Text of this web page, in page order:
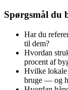
Spørgsmål du
Har du
til dem?
Hvordan
procent af
Hvilke lokale
bruge — og